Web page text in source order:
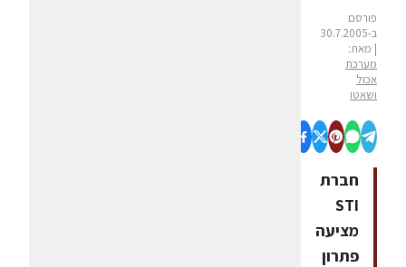
פורסם
ב-30.7.2005
| מאת:
מערכת
אכול
ושאטו
חברת
STI
מציעה
פתרון